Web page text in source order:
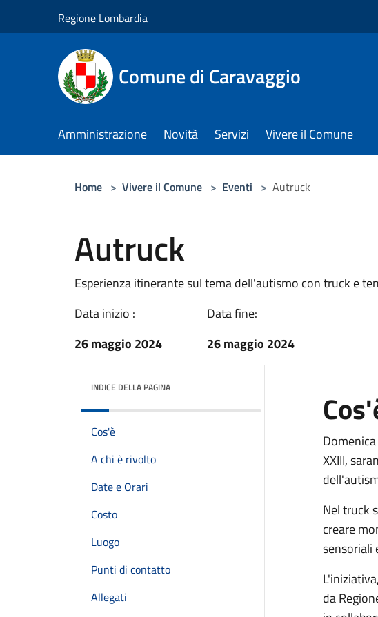
Regione Lombardia
Comune di Caravaggio
Amministrazione Novità Servizi Vivere il Comune
Home > Vivere il Comune > Eventi > Autruck
Autruck
Esperienza itinerante sul tema dell'autismo con truck e
Data inizio :
26 maggio 2024
Data fine:
26 maggio 2024
INDICE DELLA PAGINA
Cos'è
A chi è rivolto
Date e Orari
Costo
Luogo
Punti di contatto
Allegati
XXIII,
Nel truck
creare
sensoriali
da